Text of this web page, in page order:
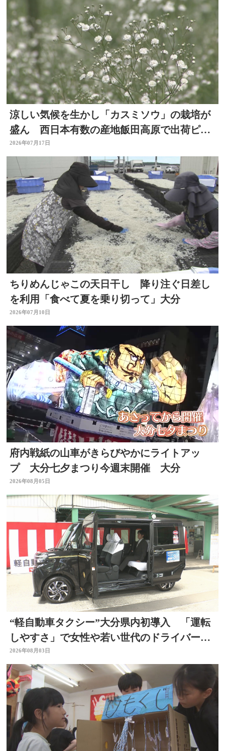
涼しい気候を生かし「カスミソウ」の栽培が
盛ん 西日本有数の産地飯田高原で出荷ピー
ク 大分県九重町
2026年07月17日
ちりめんじゃこの天日干し 降り注ぐ日差し
を利用「食べて夏を乗り切って」大分
2026年07月10日
府内戦紙の山車がきらびやかにライトアッ
プ 大分七夕まつり今週末開催 大分
2026年08月05日
“軽自動車タクシー”大分県内初導入 「運転
しやすさ」で女性や若い世代のドライバー確
保へ
2026年08月03日